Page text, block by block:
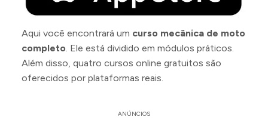
Aqui você encontrará um curso mecânica de moto
completo. Ele está dividido em módulos práticos.
Além disso, quatro cursos online gratuitos são
oferecidos por plataformas reais.
ANÚNCIOS